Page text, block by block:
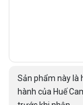
Sản phẩm này là
hành của Huế